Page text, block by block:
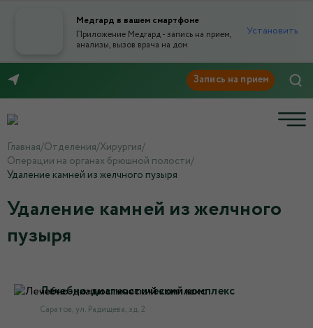
Медгард в вашем смартфоне
Приложение Медгард - запись на прием,
анализы, вызов врача на дом
Установить
Главная/Отделения/Хирургия/
Операции на органах брюшной полости/
Удаление камней из желчного пузыря
Удаление камней из желчного
пузыря
Лечебно-диагностический комплекс
Саратов, ул. Радищева, зд. 2